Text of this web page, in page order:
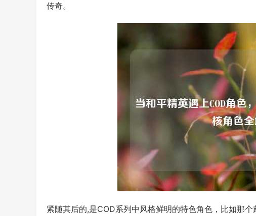
传奇。
紧随其后的,是COD系列中风格鲜明的特色角色，比如那